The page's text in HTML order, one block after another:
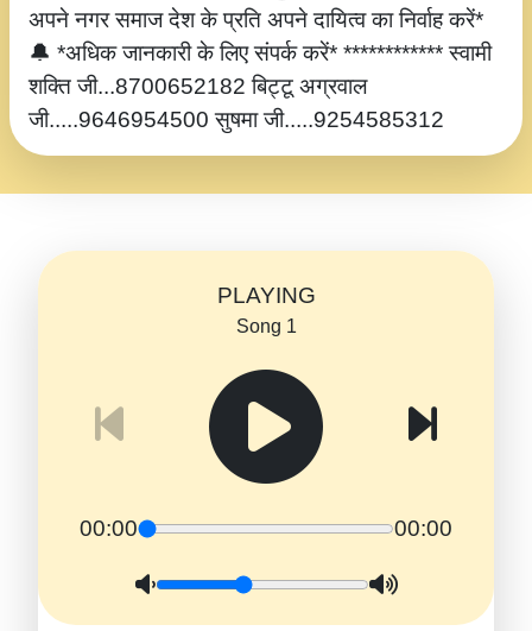
अपने नगर समाज देश के प्रति अपने दायित्व का निर्वाह करें*
🔔 *अधिक जानकारी के लिए संपर्क करें* ************ स्वामी
शक्ति जी...8700652182 बिट्टू अग्रवाल
जी.....9646954500 सुषमा जी.....9254585312
PLAYING
Song 1
00:00 00:00